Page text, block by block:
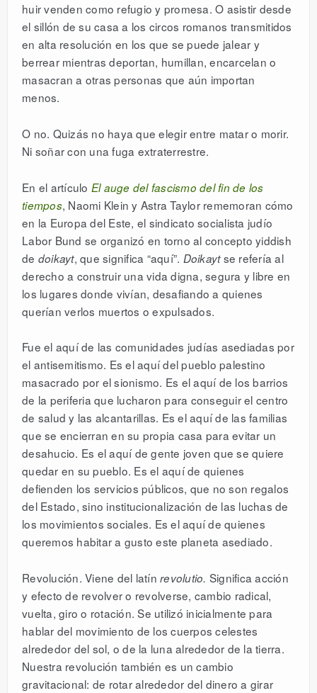
huir venden como refugio y promesa. O asistir desde
el sillón de su casa a los circos romanos transmitidos
en alta resolución en los que se puede jalear y
berrear mientras deportan, humillan, encarcelan o
masacran a otras personas que aún importan
menos.
O no. Quizás no haya que elegir entre matar o morir.
Ni soñar con una fuga extraterrestre.
En el artículo El auge del fascismo del fin de los
tiempos, Naomi Klein y Astra Taylor rememoran cómo
en la Europa del Este, el sindicato socialista judío
Labor Bund se organizó en torno al concepto yiddish
de doikayt, que significa “aquí”. Doikaytse refería al
derecho a construir una vida digna, segura y libre en
los lugares donde vivían, desafiando a quienes
querían verlos muertos o expulsados.
Fue el aquí de las comunidades judías asediadas por
el antisemitismo. Es el aquí del pueblo palestino
masacrado por el sionismo. Es el aquí de los barrios
de la periferia que lucharon para conseguir el centro
de salud y las alcantarillas. Es el aquí de las familias
que se encierran en su propia casa para evitar un
desahucio. Es el aquí de gente joven que se quiere
quedar en su pueblo. Es el aquí de quienes
defienden los servicios públicos, que no son regalos
del Estado, sino institucionalización de las luchas de
los movimientos sociales. Es el aquí de quienes
queremos habitar a gusto este planeta asediado.
Revolución. Viene del latín revolutio. Significa acción
y efecto de revolver o revolverse, cambio radical,
vuelta, giro o rotación. Se utilizó inicialmente para
hablar del movimiento de los cuerpos celestes
alrededor del sol, o de la luna alrededor de la tierra.
Nuestra revolución también es un cambio
gravitacional: de rotar alrededor del dinero a girar